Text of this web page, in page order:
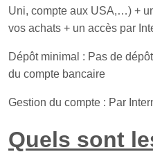
Uni, compte aux USA,…) +
vos achats + un accès par
Dépôt minimal : Pas de
du compte bancaire
Gestion du compte : Par
Quels sont